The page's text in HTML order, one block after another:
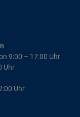
9:00 – 17:00 Uhr
Uhr
Uhr